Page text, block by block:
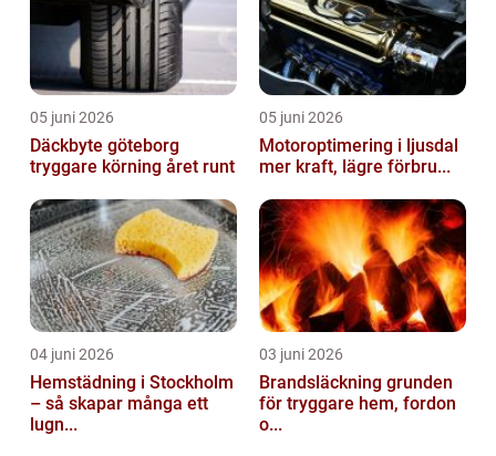
05 juni 2026
Däckbyte göteborg
tryggare körning året runt
05 juni 2026
Motoroptimering i ljusdal
mer kraft, lägre förbru...
04 juni 2026
Hemstädning i Stockholm
– så skapar många ett
lugn...
03 juni 2026
Brandsläckning grunden
för tryggare hem, fordon
o...